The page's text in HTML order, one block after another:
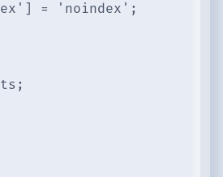
= 'noindex';